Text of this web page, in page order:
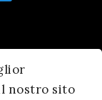
nostro sito